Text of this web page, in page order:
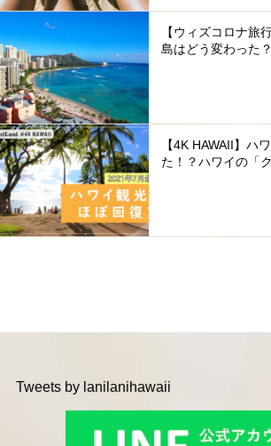
【ウィズコロナ旅
島はどう変わった
【4K HAWAII】ハ
た！？ハワイの「ク
Tweets by lanilanihawaii